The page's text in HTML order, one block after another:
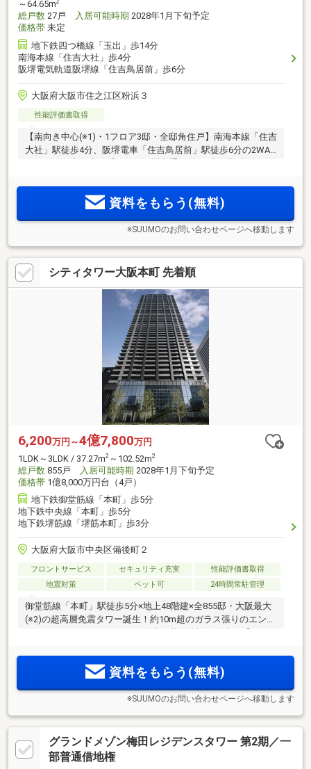
～64.65m
総戸数 27戸 入居可能時期 2028年1月下旬予定
価格帯 未定
地下鉄四つ橋線「玉出」歩14分
南海本線「住吉大社」歩4分
阪堺電気軌道阪堺線「住吉鳥居前」歩6分
大阪府大阪市住之江区粉浜３
性能評価書取得
【南向き中心(※1)・1フロア3邸・全邸角住戸】南海本線「住吉
大社」駅徒歩4分、阪堺電車「住吉鳥居前」駅徒歩6分の2WAY
アクセス。南海本線「なんば」駅直通10分(日中平常時9分)。
邸のプライベートレジデンス、専有面積50.92m2～
【資料請求受付中】資料をもらう(無料)
※SUUMOのお問い合わせページへ移動します
シティタワー大阪本町 先着順
6,200万円～4億7,800万円
1LDK～3LDK / 37.27m2 ～102.52m2
総戸数 855戸 入居可能時期 2028年1月下旬予定
価格帯 1億8,000万円台（4戸）
地下鉄御堂筋線「本町」歩5分
地下鉄中央線「本町」歩5分
地下鉄堺筋線「堺筋本町」歩3分
大阪府大阪市中央区備後町２
フロントサービス セキュリティ充実
性能評価書取得
地震対策
ペット可 24時間常駐管理
御堂筋線「本町」駅徒歩5分×地上48階建×全855邸・大阪最大
(※2)の超高層免震タワー誕生！約10m超のガラス張りのエント
【建物内モデルルーム公開中】
資料をもらう(無料)
※SUUMOのお問い合わせページへ移動します
グランドメゾン梅田レジデンスタワー 第2期／一
部普通借地権